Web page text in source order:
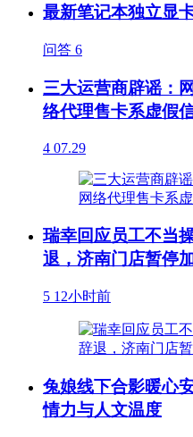
最新笔记本独立显
问答 6
三大运营商辟谣：
络代理售卡系虚假
4 07.29
瑞幸回应员工不当
退，济南门店暂停
5 12小时前
兔娘线下合影暖心
情力与人文温度